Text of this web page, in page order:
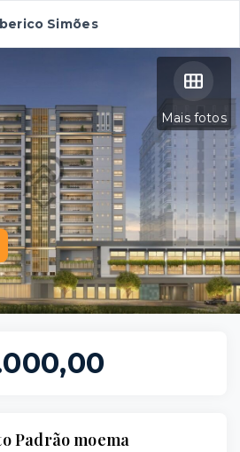
Simões
Mais fotos
Padrão moema